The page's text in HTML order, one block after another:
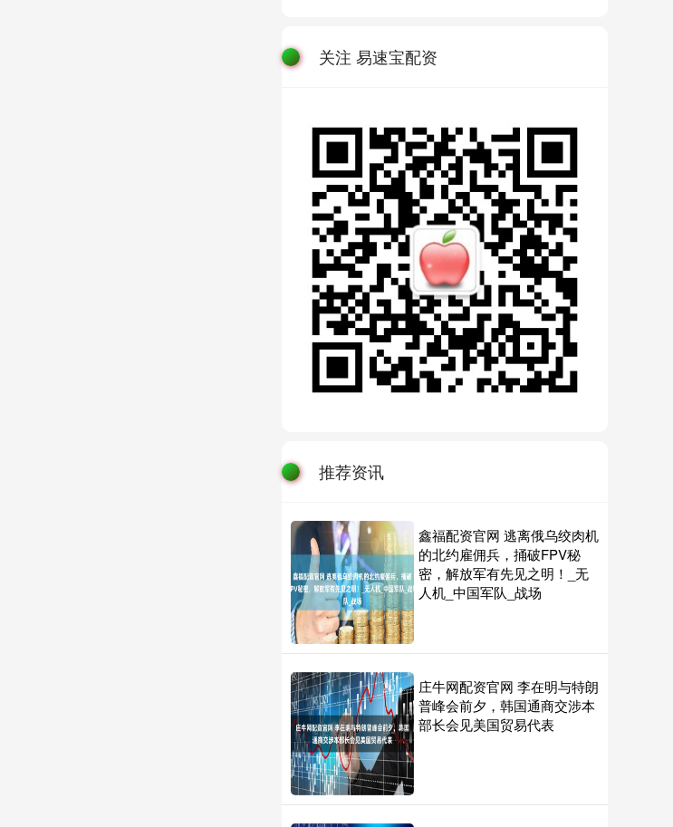
关注 易速宝配资
推荐资讯
鑫福配资官网 逃离俄乌绞肉机
的北约雇佣兵，捅破FPV秘
密，解放军有先见之明！_无
人机_中国军队_战场
庄牛网配资官网 李在明与特朗
普峰会前夕，韩国通商交涉本
部长会见美国贸易代表